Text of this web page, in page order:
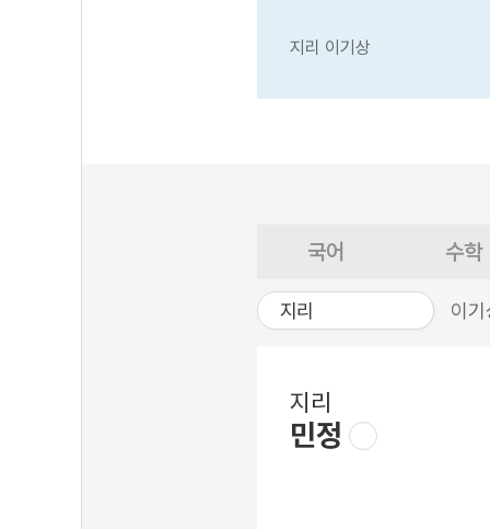
지리 이기상
국어 수학
지리 이기
지리
민정